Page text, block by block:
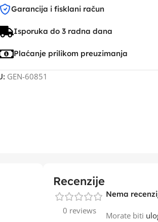
Garancija i fisklani račun
Isporuka do 3 radna dana
Plaćanje prilikom preuzimanja
GEN-60851
Recenzije
0 reviews
Nema
Morate biti